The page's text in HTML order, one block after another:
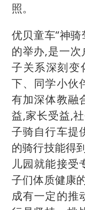
照。
优贝童车“神
的举办,是一
子关系深刻变
下、同学小伙
有加深体教融
益,家长受益,
子骑自行车提
的骑行技能得
儿园就能接受
子们体质健康
成有一定的推